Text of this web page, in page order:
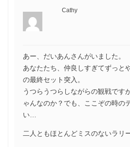
Cathy
あー、だいあんさんがいました。
あなたたち、仲良しすぎてずっと
の最終セット突入。
うつらうつらしながらの観戦です
ゃんなのか？でも、ここぞの時の
い…
二人ともほとんどミスのないラリ